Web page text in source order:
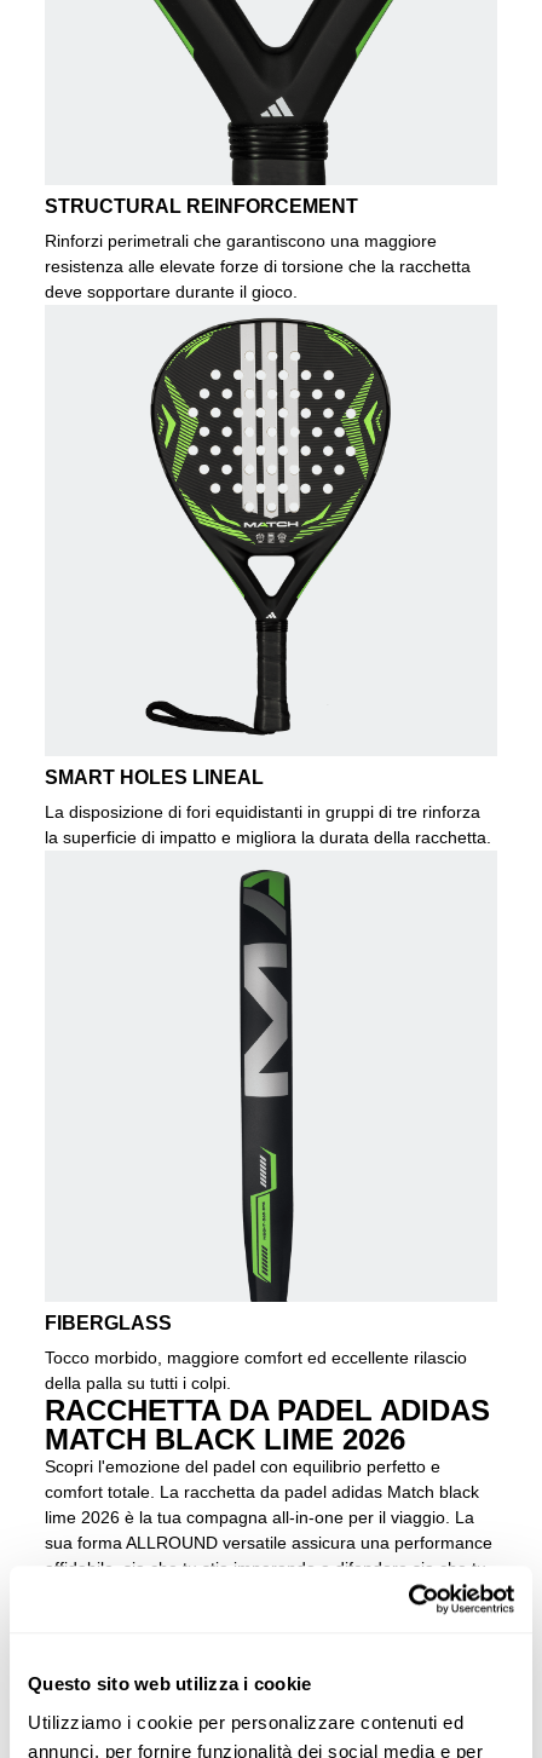
Questo sito web utilizza i cookie
Utilizziamo i cookie per personalizzare contenuti ed
annunci, per fornire funzionalità dei social media e per
STRUCTURAL REINFORCEMENT
Rinforzi perimetrali che garantiscono una maggiore
resistenza alle elevate forze di torsione che la racchetta
deve sopportare durante il gioco.
SMART HOLES LINEAL
La disposizione di fori equidistanti in gruppi di tre rinforza
la superficie di impatto e migliora la durata della racchetta.
FIBERGLASS
Tocco morbido, maggiore comfort ed eccellente rilascio
della palla su tutti i colpi.
RACCHETTA DA PADEL ADIDAS
MATCH BLACK LIME 2026
Scopri l'emozione del padel con equilibrio perfetto e
comfort totale. La racchetta da padel adidas Match black
lime 2026 è la tua compagna all-in-one per il viaggio. La
sua forma ALLROUND versatile assicura una performance
affidabile, sia che tu stia imparando a difendere sia che tu
stia dando i tuoi primi colpi a rete. Senti un tocco morbido
incredibilmente confortevole e un'alta uscita di palla grazie
più a lungo. Il sistema STRUCTURAL REINFORCEMENT
integrato assicura che la tua racchetta sia stabile e super
durevole, dandoti la fiducia per concentrarti puramente sul